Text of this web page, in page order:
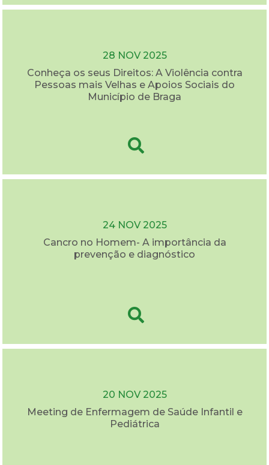
28 NOV 2025
Conheça os seus Direitos: A Violência contra
Pessoas mais Velhas e Apoios Sociais do
Município de Braga
24 NOV 2025
Cancro no Homem- A importância da
prevenção e diagnóstico
20 NOV 2025
Meeting de Enfermagem de Saúde Infantil e
Pediátrica